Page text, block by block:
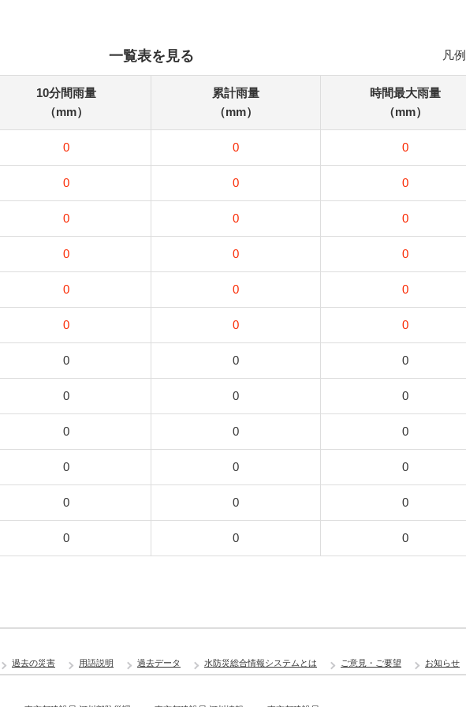
凡例
一覧表を見る
10分間雨量
（mm）
累計雨量
（mm）
時間最大雨量
（mm）
0 0 0
0 0 0
0 0 0
0 0 0
0 0 0
0 0 0
0 0 0
0 0 0
0 0 0
0 0 0
0 0 0
0 0 0
過去の災害 用語説明 過去データ 水防災総合情報システムとは ご意見・ご要望 お知らせ